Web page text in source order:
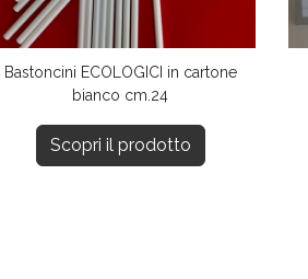
Bastoncini ECOLOGICI in cartone
bianco cm.24
Scopri il prodotto